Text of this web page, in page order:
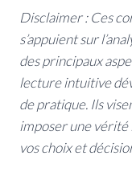
Disclaimer : Ces
s’appuient sur
des principaux
lecture intuitive
de pratique. Ils
imposer une
vos choix et